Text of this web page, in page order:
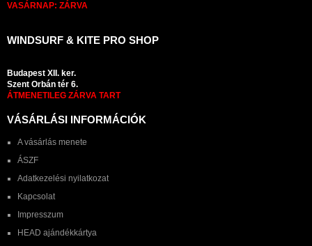
VASÁRNAP: ZÁRVA
WINDSURF & KITE PRO SHOP
Budapest XII. ker.
Szent Orbán tér 6.
ÁTMENETILEG ZÁRVA TART
VÁSÁRLÁSI INFORMÁCIÓK
A vásárlás menete
ÁSZF
Adatkezelési nyilatkozat
Kapcsolat
Impresszum
HEAD ajándékkártya